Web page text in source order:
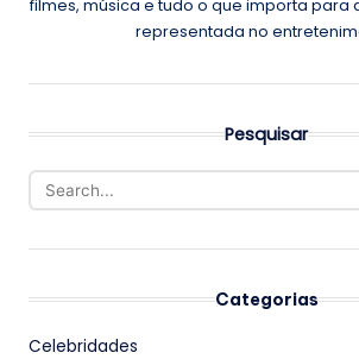
filmes, música e tudo o que importa para
representada no
Pesquisar
Categorias
Celebridades